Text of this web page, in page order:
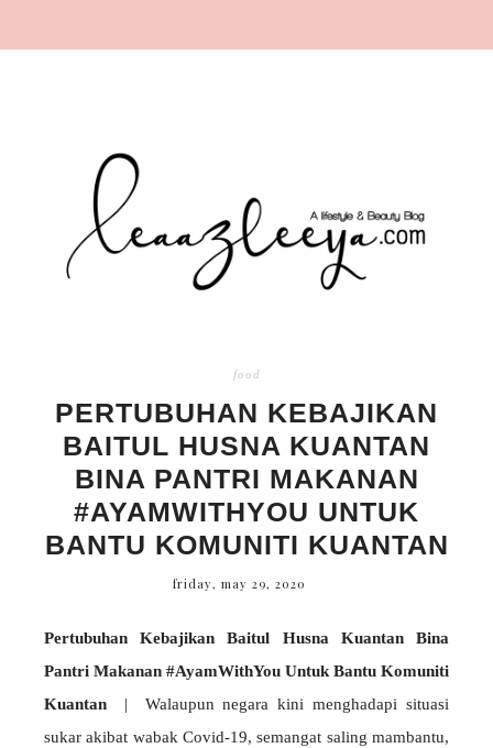
food
PERTUBUHAN KEBAJIKAN
BAITUL HUSNA KUANTAN
BINA PANTRI MAKANAN
#AYAMWITHYOU UNTUK
BANTU KOMUNITI KUANTAN
friday, may 29, 2020
Pertubuhan Kebajikan Baitul Husna Kuantan Bina
Pantri Makanan #AyamWithYou Untuk Bantu Komuniti
Kuantan
| Walaupun negara kini menghadapi situasi
sukar akibat wabak Covid-19, semangat saling mambantu,